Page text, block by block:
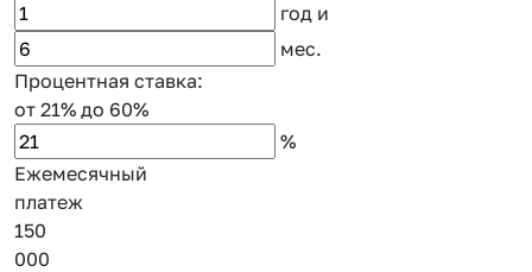
год и
мес.
Процентная ставка:
от 21% до 60%
%
Ежемесячный
платеж
150
000